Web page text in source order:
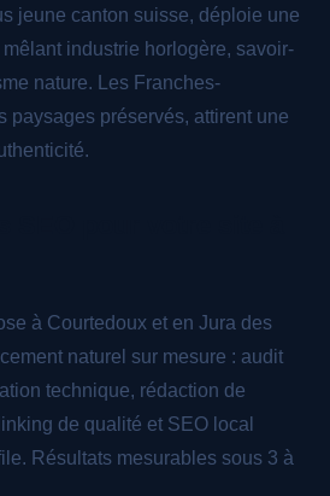
jeune canton suisse, déploie une
industrie horlogère, savoir-
nature. Les Franches-
paysages préservés, attirent une
à Courtedoux et en Jura des
naturel sur mesure : audit
technique, rédaction de
de qualité et SEO local
Résultats mesurables sous 3 à